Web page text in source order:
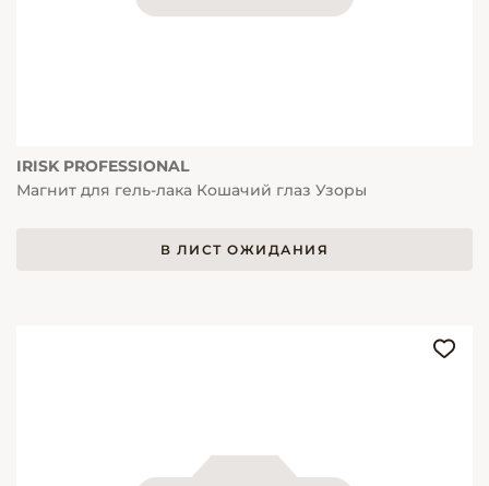
IRISK PROFESSIONAL
Магнит для гель-лака Кошачий глаз Узоры
В ЛИСТ ОЖИДАНИЯ